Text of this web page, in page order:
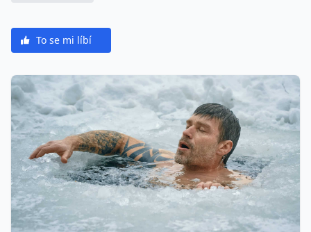
To se mi líbí